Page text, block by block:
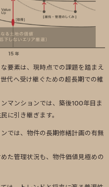
要素は、現時点での課題を踏まえ
代へ受け継ぐための超長期での維
マンションでは、築後100年目ま
に引き継ぎます。
では、物件の長期修繕計画の有無
た管理状況も、物件価値見極めの